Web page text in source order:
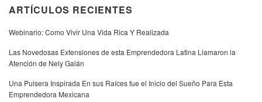
ARTÍCULOS RECIENTES
Webinario: Como Vivir Una Vida Rica Y Realizada
Las Novedosas Extensiones de esta Emprendedora Latina Llamaron la
Atención de Nely Galán
Una Pulsera Inspirada En sus Raíces fue el Inicio del Sueño Para Esta
Emprendedora Mexicana